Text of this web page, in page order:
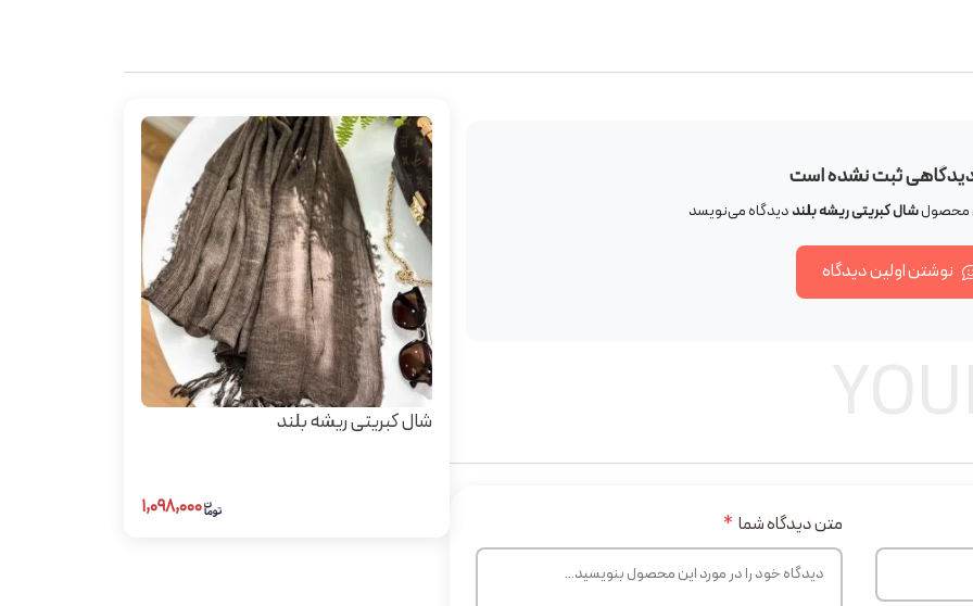
ثبت نشده است
محصولشال کبریتی ریشه بلنددیدگاه می‌نویسد
نوشتن اولین دیدگاه
متن دیدگاه شما *
شال کبریتی ریشه بلند